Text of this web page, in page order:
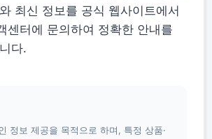
최신 정보를 공식 웹사이트에서
센터에 문의하여 정확한 안내를
다.
정보 제공을 목적으로 하며, 특정 상품·